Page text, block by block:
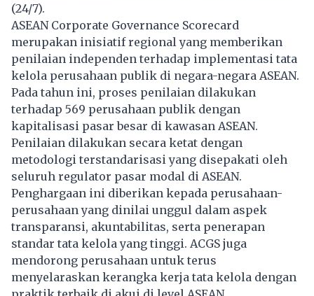
(24/7).
ASEAN Corporate Governance Scorecard
merupakan inisiatif regional yang memberikan
penilaian independen terhadap implementasi tata
kelola perusahaan publik di negara-negara ASEAN.
Pada tahun ini, proses penilaian dilakukan
terhadap 569 perusahaan publik dengan
kapitalisasi pasar besar di kawasan ASEAN.
Penilaian dilakukan secara ketat dengan
metodologi terstandarisasi yang disepakati oleh
seluruh regulator pasar modal di ASEAN.
Penghargaan ini diberikan kepada perusahaan-
perusahaan yang dinilai unggul dalam aspek
transparansi, akuntabilitas, serta penerapan
standar tata kelola yang tinggi. ACGS juga
mendorong perusahaan untuk terus
menyelaraskan kerangka kerja tata kelola dengan